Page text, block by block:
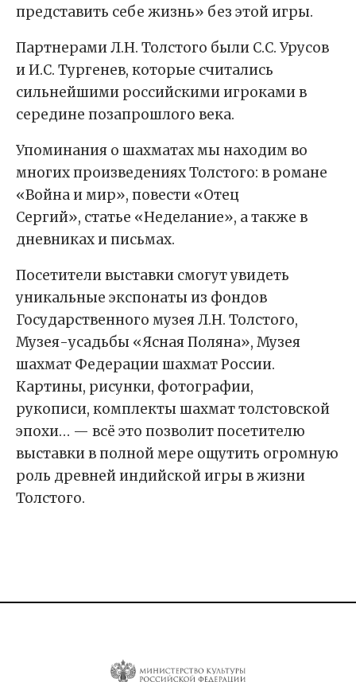
представить себе жизнь» без этой игры.
Партнерами Л.Н. Толстого были С.С. Урусов
и И.С. Тургенев, которые считались
сильнейшими российскими игроками в
середине позапрошлого века.
Упоминания о шахматах мы находим во
многих произведениях Толстого: в романе
«Война и мир», повести «Отец
Сергий», статье «Неделание», а также в
дневниках и письмах.
Посетители выставки смогут увидеть
уникальные экспонаты из фондов
Государственного музея Л.Н. Толстого,
Музея-усадьбы «Ясная Поляна», Музея
шахмат Федерации шахмат России.
Картины, рисунки, фотографии,
рукописи, комплекты шахмат толстовской
эпохи… — всё это позволит посетителю
выставки в полной мере ощутить огромную
роль древней индийской игры в жизни
Толстого.